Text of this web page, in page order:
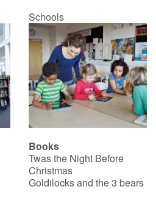
Schools
Books
Twas the Night Before
Christmas
Goldilocks and the 3 bears